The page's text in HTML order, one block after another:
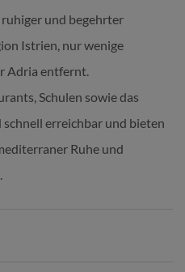
und begehrter
Istrien, nur wenige
Adria entfernt.
Schulen sowie das
erreichbar und bieten
Ruhe und